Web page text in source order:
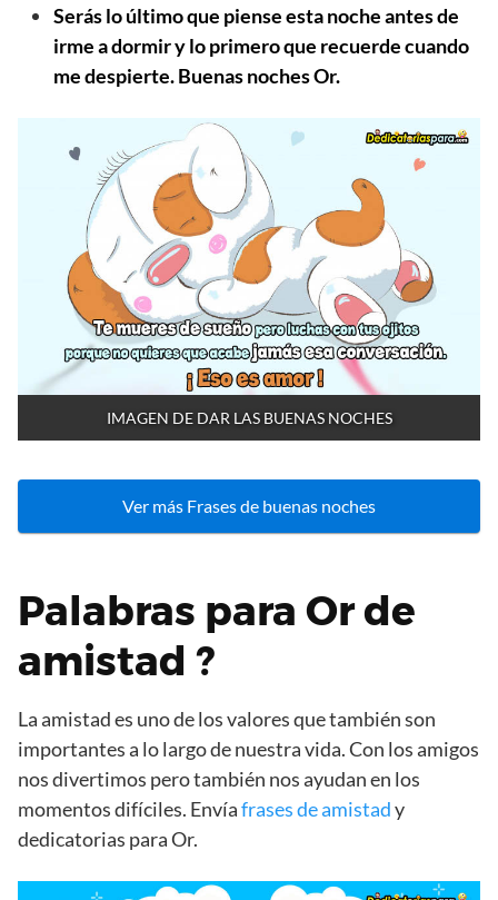
Serás lo último que piense esta noche antes de
irme a dormir y lo primero que recuerde cuando
me despierte. Buenas noches Or.
IMAGEN DE DAR LAS BUENAS NOCHES
Ver más Frases de buenas noches
Palabras para Or de
amistad ?
La amistad es uno de los valores que también son
importantes a lo largo de nuestra vida. Con los amigos
nos divertimos pero también nos ayudan en los
momentos difíciles. Envíafrases de amistady
dedicatorias para Or.